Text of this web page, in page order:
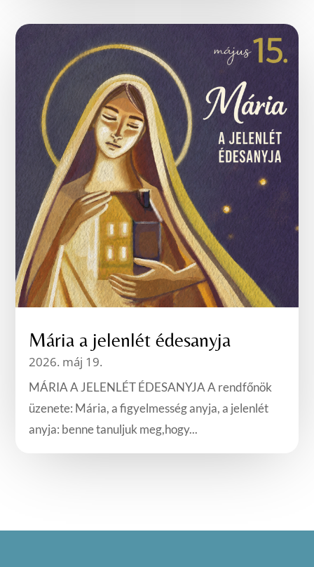
Mária a jelenlét édesanyja
2026. máj 19.
MÁRIA A JELENLÉT ÉDESANYJA A rendfőnök
üzenete: Mária, a figyelmesség anyja, a jelenlét
anyja: benne tanuljuk meg,hogy...